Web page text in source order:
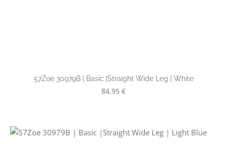
57Zoe 30979B | Basic |Straight Wide Leg | White
Regulärer Preis:
84,95 €